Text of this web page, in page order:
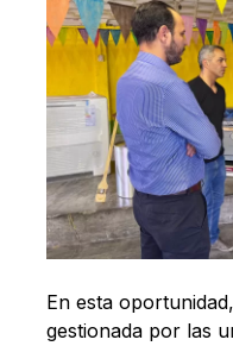
En esta
gestionada por las